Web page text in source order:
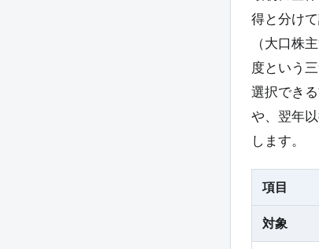
得と分け
（大口株
度という
選択でき
や、翌年
します。
項目
対象